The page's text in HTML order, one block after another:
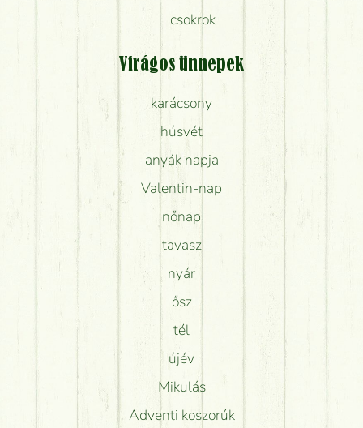
csokrok
Virágos ünnepek
karácsony
húsvét
anyák napja
Valentin-nap
nőnap
tavasz
nyár
ősz
tél
újév
Mikulás
Adventi koszorúk